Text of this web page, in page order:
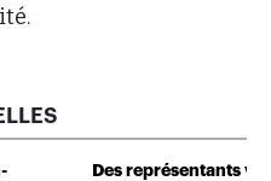
Des représentants